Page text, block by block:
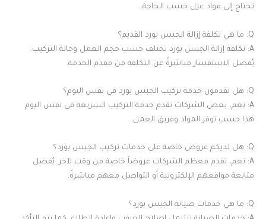
تحتاج إلى مواد عزل حسب الحاجة.
Q: ما هي تكلفة إزالة الجبس بورد القديم؟
A: تكلفة إزالة الجبس بورد تختلف حسب حجم العمل وحالة التركيب.
يُفضل الاستفسار مباشرةً عن التكلفة من مقدم الخدمة.
Q: هل تقدمون خدمة تركيب الجبس بورد في نفس اليوم؟
A: نعم، بعض الشركات تقدم خدمة التركيب السريعة في نفس اليوم.
هذا حسب توفر المواد وفريق العمل.
Q: هل لديكم عروض خاصة على خدمات تركيب الجبس بورد؟
A: نعم، تقدم معظم الشركات عروضاً خاصة من وقت لآخر. يُفضل
متابعة مواقعهم الإلكترونية أو التواصل معهم مباشرةً.
Q: ما هي خدمات صيانة الجبس بورد؟